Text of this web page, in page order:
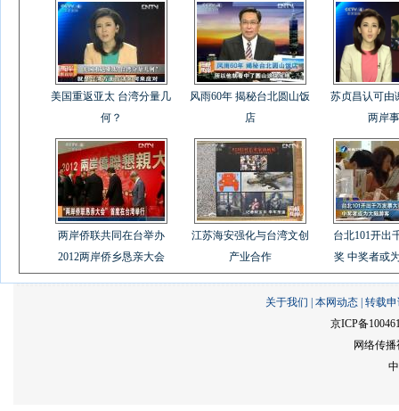
美国重返亚太 台湾分量几
何？
风雨60年 揭秘台北圆山饭
店
苏贞昌认可由
两岸
两岸侨联共同在台举办
2012两岸侨乡恳亲大会
江苏海安强化与台湾文创
产业合作
台北101开出
奖 中奖者或
关于我们 本网动态 转载
京ICP备
网络传